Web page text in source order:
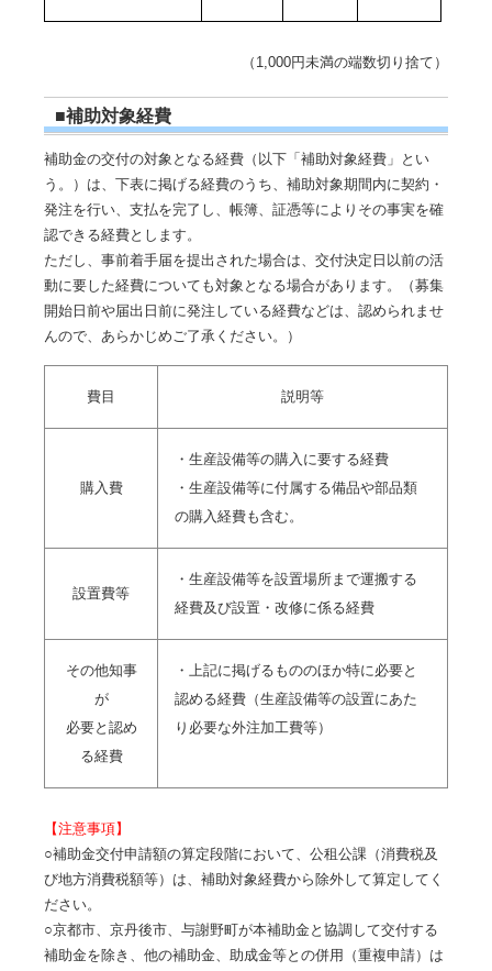
（1,000円未満の端数切り捨て）
■補助対象経費
補助金の交付の対象となる経費（以下「補助対象経費」とい
う。）は、下表に掲げる経費のうち、補助対象期間内に契約・
発注を行い、支払を完了し、帳簿、証憑等によりその事実を確
認できる経費とします。
ただし、事前着手届を提出された場合は、交付決定日以前の活
動に要した経費についても対象となる場合があります。（募集
開始日前や届出日前に発注している経費などは、認められませ
んので、あらかじめご了承ください。）
費目 説明等
購入費
・生産設備等の購入に要する経費
・生産設備等に付属する備品や部品類
の購入経費も含む。
設置費等
・生産設備等を設置場所まで運搬する
経費及び設置・改修に係る経費
その他知事
が
必要と認め
る経費
・上記に掲げるもののほか特に必要と
認める経費（生産設備等の設置にあた
り必要な外注加工費等）
【注意事項】
○補助金交付申請額の算定段階において、公租公課（消費税及
び地方消費税額等）は、補助対象経費から除外して算定してく
ださい。
○京都市、京丹後市、与謝野町が本補助金と協調して交付する
補助金を除き、他の補助金、助成金等との併用（重複申請）は